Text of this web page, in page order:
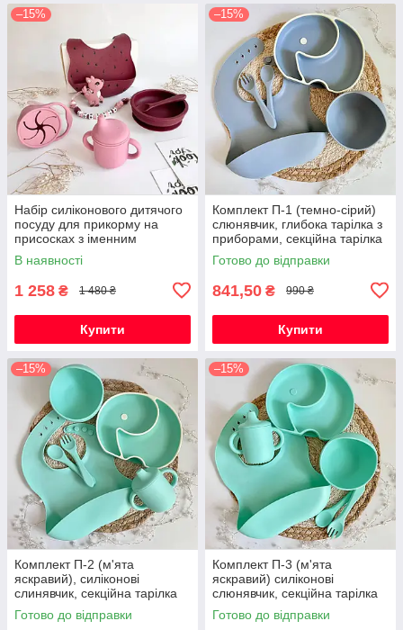
–15%
Набір силіконового дитячого
посуду для прикорму на
присосках з іменним
гризунком Олень
В наявності
1 258 ₴ 1 480 ₴
Купити
–15%
Комплект П-1 (темно-сірий)
слюнявчик, глибока тарілка з
приборами, секційна тарілка
Слоник з обідком
Готово до відправки
841,50 ₴ 990 ₴
Купити
–15%
Комплект П-2 (м'ята
яскравий), силіконові
слинявчик, секційна тарілка
Слоник з обідком,
поїльник,глибока тарілка з
Готово до відправки
–15%
Комплект П-3 (м'ята
яскравий) силіконові
слюнявчик, секційна тарілка
Слоник однотонний,
поїльник, глибока тарілка з
Готово до відправки